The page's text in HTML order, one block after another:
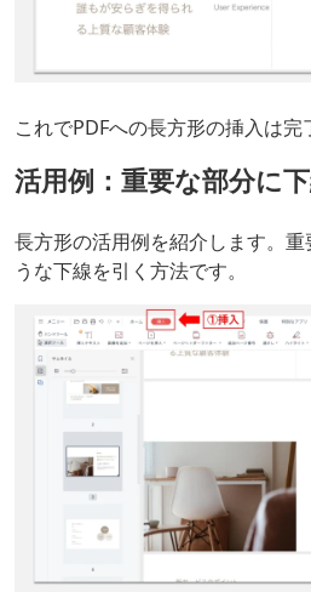
これでPDFへの長方形の挿入は完
活用例：重要な部分に
長方形の活用例を紹介します。
うな下線を引く方法です。